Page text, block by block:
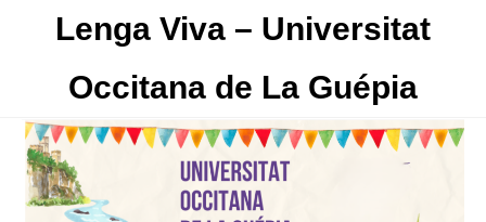
Lenga Viva – Universitat
Occitana de La Guépia